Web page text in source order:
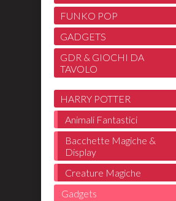
FUNKO POP
GADGETS
GDR & GIOCHI DA
TAVOLO
HARRY POTTER
Animali Fantastici
Bacchette Magiche &
Display
Creature Magiche
Gadgets